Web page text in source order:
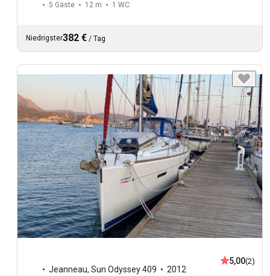
5 Gäste 12 m 1 WC
Niedrigster382 € / Tag
Jeanneau, Sun Odyssey 409
2012
5,00(2)